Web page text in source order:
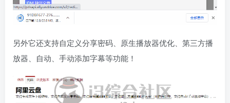
另外它还支持自定义分享密码、原生播放器优化、第三方播
放器、自动、手动添加字幕等功能！